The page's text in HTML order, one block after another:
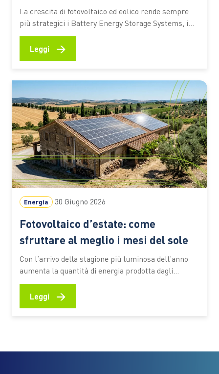
d’Europa
La crescita di fotovoltaico ed eolico rende sempre
più strategici i Battery Energy Storage Systems, i
grandi sistemi di accumulo a batteria chiamati a
bilanciare produzione e consumi e a garantire
Nelle ore centrali di…
Leggi →
Energia 30 Giugno 2026
Fotovoltaico d’estate: come
sfruttare al meglio i mesi del sole
Con l’arrivo della stagione più luminosa dell’anno
aumenta la quantità di energia prodotta dagli
impianti domestici. È il periodo ideale per
controllare le prestazioni del sistema, verificare il
Leggi →